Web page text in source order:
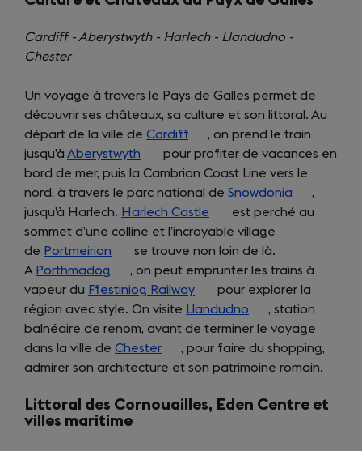
Cardiff - Aberystwyth - Harlech - Llandudno -
Chester
Un voyage à travers le Pays de Galles permet de
découvrir ses châteaux, sa culture et son littoral. Au
départ de la ville de Cardiff (opens
in
a
new
tab)
, on prend le train
jusqu’à Aberystwyth (opens
in
a
new
tab)
pour profiter de vacances en
bord de mer, puis la Cambrian Coast Line vers le
nord, à travers le parc national de Snowdonia (opens
in
tab)
,
jusqu’à Harlech. Harlech Castle (opens
in
a
new
tab)
est perché au
sommet d’une colline et l’incroyable village
de Portmeirion (opens
a
new
tab)
se trouve non loin de là.
A Porthmadog (opens
in
a
new
tab)
, on peut emprunter les trains à
vapeur du Ffestiniog Railway (opens
in
a
new
tab)
pour explorer la
région avec style. On visite Llandudno (opens
in
a
new
, station
balnéaire de renom, avant de terminer le voyage
dans la ville de Chester (opens
in
new
, pour faire du shopping,
admirer son architecture et son patrimoine romain.
Littoral des Cornouailles, Eden Centre et
villes maritime